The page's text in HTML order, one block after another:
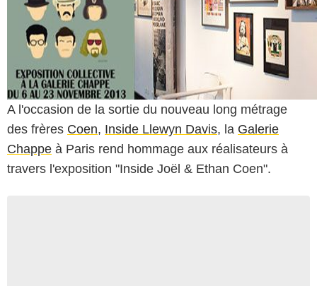
A l'occasion de la sortie du nouveau long métrage
des frères Coen, Inside Llewyn Davis, la Galerie
Chappe à Paris rend hommage aux réalisateurs à
travers l'exposition "Inside Joël & Ethan Coen".